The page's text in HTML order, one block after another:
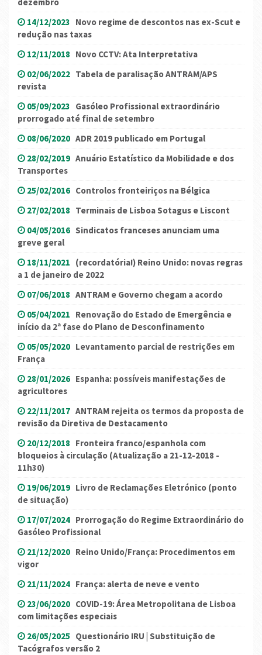
14/12/2023 Novo regime de descontos nas ex-Scut e
redução nas taxas
12/11/2018 Novo CCTV: Ata Interpretativa
02/06/2022 Tabela de paralisação ANTRAM/APS
revista
05/09/2023 Gasóleo Profissional extraordinário
prorrogado até final de setembro
08/06/2020 ADR 2019 publicado em Portugal
28/02/2019 Anuário Estatístico da Mobilidade e dos
Transportes
25/02/2016 Controlos fronteiriços na Bélgica
27/02/2018 Terminais de Lisboa Sotagus e Liscont
04/05/2016 Sindicatos franceses anunciam uma
greve geral
18/11/2021 (recordatória!) Reino Unido: novas regras
a 1 de janeiro de 2022
07/06/2018 ANTRAM e Governo chegam a acordo
05/04/2021 Renovação do Estado de Emergência e
início da 2ª fase do Plano de Desconfinamento
05/05/2020 Levantamento parcial de restrições em
França
28/01/2026 Espanha: possíveis manifestações de
agricultores
22/11/2017 ANTRAM rejeita os termos da proposta de
revisão da Diretiva de Destacamento
20/12/2018 Fronteira franco/espanhola com
bloqueios à circulação (Atualização a 21-12-2018 -
11h30)
19/06/2019 Livro de Reclamações Eletrónico (ponto
de situação)
17/07/2024 Prorrogação do Regime Extraordinário do
Gasóleo Profissional
21/12/2020 Reino Unido/França: Procedimentos em
vigor
21/11/2024 França: alerta de neve e vento
23/06/2020 COVID-19: Área Metropolitana de Lisboa
com limitações especiais
26/05/2025 Questionário IRU | Substituição de
Tacógrafos versão 2